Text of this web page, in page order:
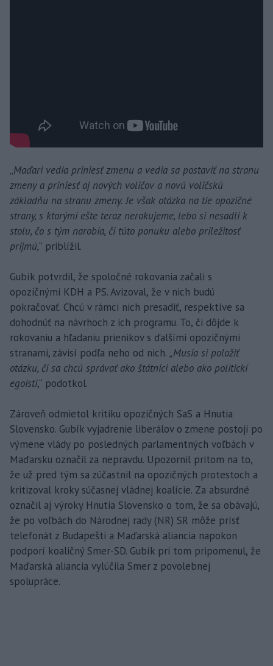
„Maďari vedia priniesť zmenu a vedia sa postaviť na stranu
zmeny a priniesť aj nových voličov a novú voličskú
základňu na stranu zmeny. Je však otázka na tie opozičné
strany, s ktorými ešte teraz nerokujeme, lebo si nesadli k
stolu, čo s tým narobia, či túto ponuku alebo príležitosť
prijmú,“ priblížil.
Gubík potvrdil, že spoločné rokovania začali s
opozičnými KDH a PS. Avizoval, že v nich budú
pokračovať. Chcú v rámci nich presadiť, respektíve sa
dohodnúť na návrhoch z ich programu. To, či dôjde k
rokovaniu a hľadaniu prienikov s ďalšími opozičnými
stranami, závisí podľa neho od nich. „Musia si položiť
otázku, či sa chcú správať ako štátnici alebo ako politickí
egoisti,“ podotkol.
Zároveň odmietol kritiku opozičných SaS a Hnutia
Slovensko. Gubík vyjadrenie liberálov o zmene postoji po
výmene vlády po posledných parlamentných voľbách v
Maďarsku označil za nepravdu. Upozornil pritom na to,
že už pred tým sa zúčastnil na opozičných protestoch a
kritizoval kroky súčasnej vládnej koalície. Za absurdné
označil aj výroky Hnutia Slovensko o tom, že sa obávajú,
že po voľbách do Národnej rady (NR) SR môže prísť
telefonát z Budapešti a Maďarská aliancia napokon
podporí koaličný Smer-SD. Gubík pri tom pripomenul, že
Maďarská aliancia vylúčila Smer z povolebnej
spolupráce.